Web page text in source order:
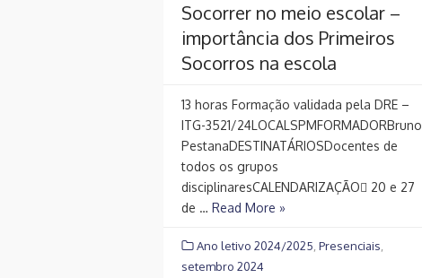
Socorrer no meio escolar –
importância dos Primeiros
Socorros na escola
13 horas Formação validada pela DRE –
ITG-3521/24LOCALSPMFORMADORBruno
PestanaDESTINATÁRIOSDocentes de
todos os grupos
disciplinaresCALENDARIZAÇÃO 20 e 27
de … Read More »
Ano letivo 2024/2025 Presenciais
setembro 2024